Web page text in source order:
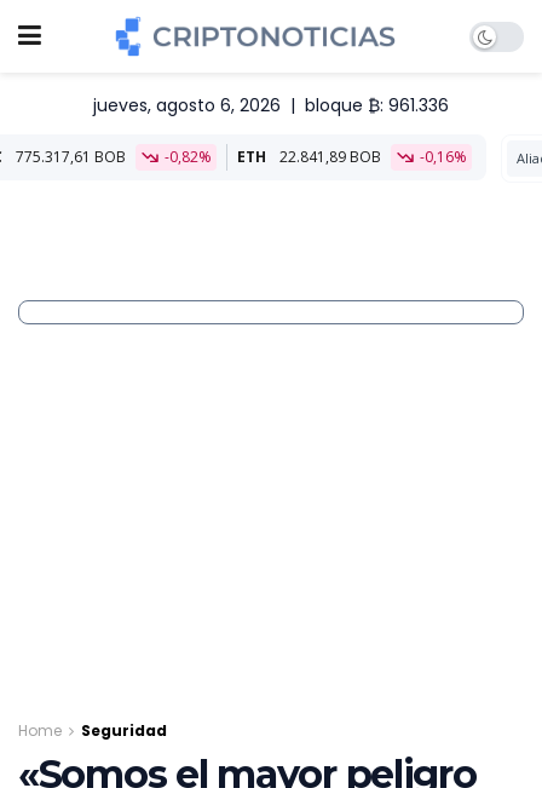
jueves, agosto 6, 2026 | bloque ₿: 961.336
-0,82% ETH 22.841,89 BOB -0,16% Aliado
Home Seguridad
«Somos el mayor peligro